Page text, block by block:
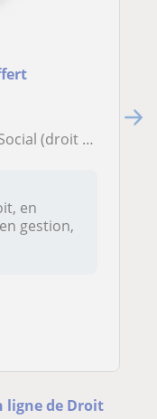
et sécurité sociale)
en
gestion,
ligne de Droit